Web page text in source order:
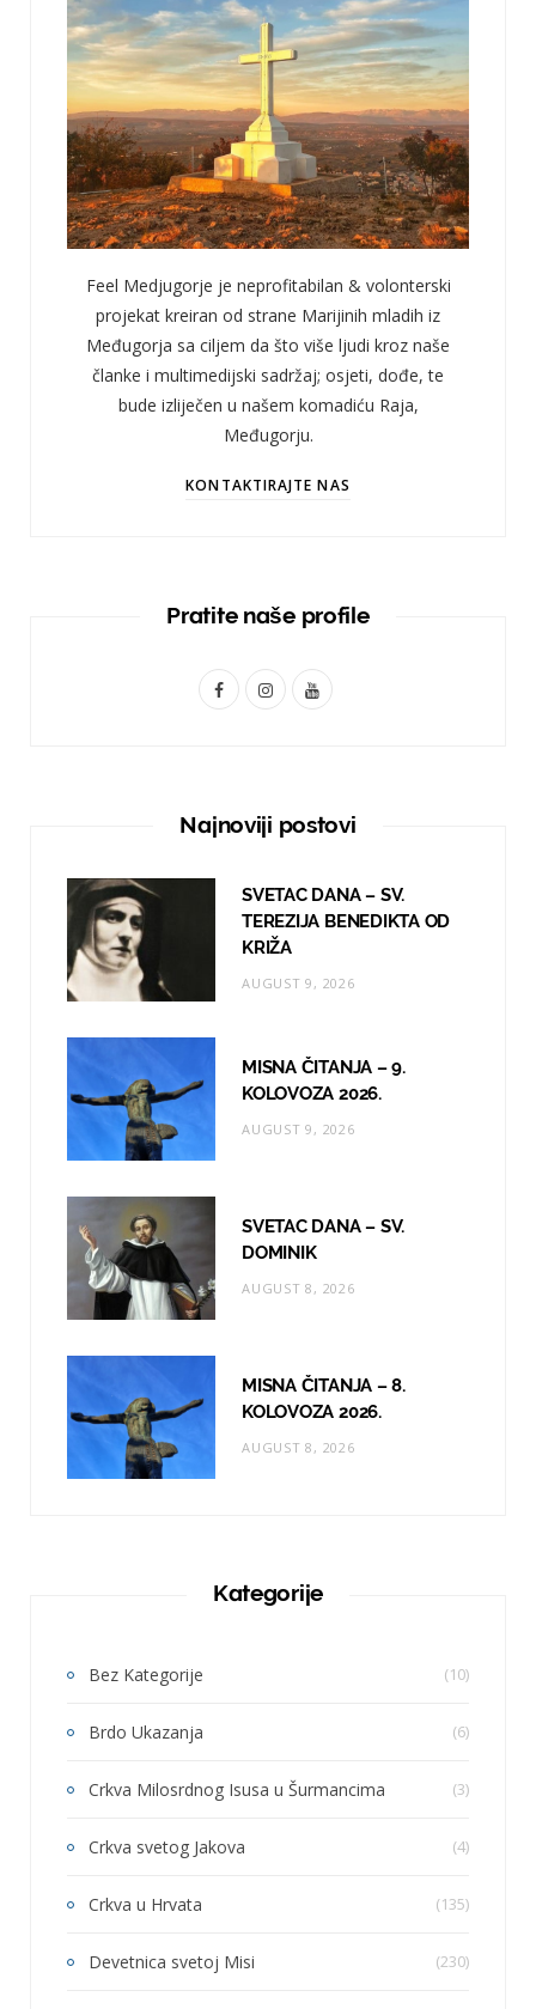
Feel Medjugorje je neprofitabilan & volonterski
projekat kreiran od strane Marijinih mladih iz
Međugorja sa ciljem da što više ljudi kroz naše
članke i multimedijski sadržaj; osjeti, dođe, te
bude izliječen u našem komadiću Raja,
Međugorju.
KONTAKTIRAJTE NAS
Pratite naše profile
F
I
t
g
r
a
Y
T
b
e
Najnoviji postovi
SVETAC DANA – SV.
TEREZIJA BENEDIKTA OD
KRIŽA
AUGUST 9, 2026
MISNA ČITANJA – 9.
KOLOVOZA 2026.
AUGUST 9, 2026
SVETAC DANA – SV.
DOMINIK
AUGUST 8, 2026
MISNA ČITANJA – 8.
KOLOVOZA 2026.
AUGUST 8, 2026
Kategorije
Bez Kategorije (10)
Brdo Ukazanja (6)
Crkva Milosrdnog Isusa u Šurmancima (3)
Crkva svetog Jakova (4)
Crkva u Hrvata (135)
Devetnica svetoj Misi (230)